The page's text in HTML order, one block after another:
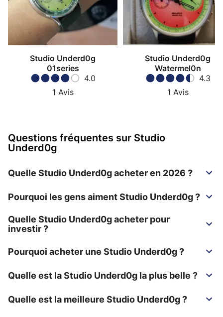
Studio Underd0g
01series
4.0
1 Avis
Studio Underd0g
Watermel0n
4.3
1 Avis
Questions fréquentes sur Studio
Underd0g
Quelle Studio Underd0g acheter en 2026 ?
Pourquoi les gens aiment Studio Underd0g ?
Quelle Studio Underd0g acheter pour
investir ?
Pourquoi acheter une Studio Underd0g ?
Quelle est la Studio Underd0g la plus belle ?
Quelle est la meilleure Studio Underd0g ?